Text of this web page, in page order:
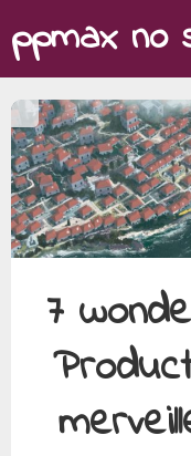
to
content
ppmax no
7